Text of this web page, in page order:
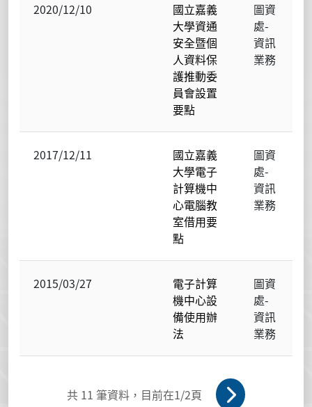
2020/12/10
國立嘉義
大學資通
安全暨個
人資料保
護推動委
員會設置
要點
圖資
處-
資訊
業務
2017/12/11
國立嘉義
大學電子
計算機中
心電腦教
室借用要
點
圖資
處-
資訊
業務
2015/03/27
電子計算
機中心設
備使用辦
法
圖資
處-
資訊
業務
共 11 筆資料，目前在1/2頁